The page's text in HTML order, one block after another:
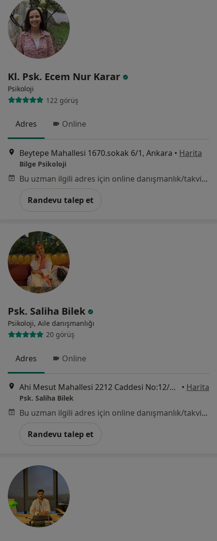
Kl. Psk. Ecem Nur Karar
Psikoloji
122 görüş
Adres Online
Beytepe Mahallesi 1670.sokak 6/1, Ankara • Harita
Bilge Psikoloji
Bu uzman ilgili adres için online danışmanlık/takvim sunmuyor.
Randevu talep et
Psk. Saliha Bilek
Psikoloji, Aile danışmanlığı
20 görüş
Adres Online
Ahi Mesut Mahallesi 2212 Caddesi No:12/13, Ankara • Harita
Psk. Saliha Bilek
Bu uzman ilgili adres için online danışmanlık/takvim sunmuyor.
Randevu talep et